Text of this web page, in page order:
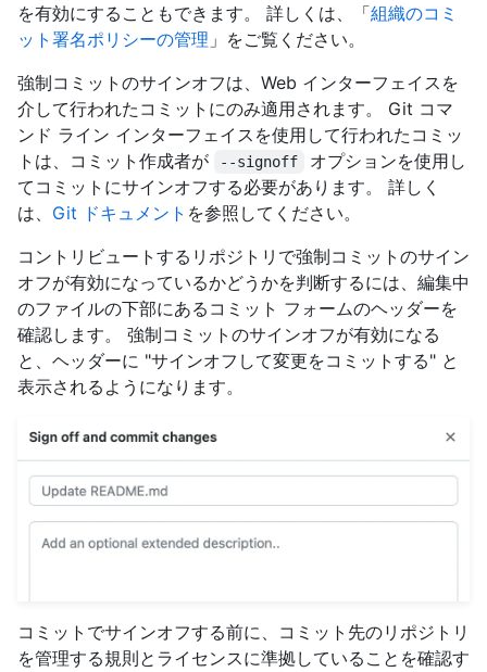
を有効にすることもできます。 詳しくは、「組織のコミ
ット署名ポリシーの管理 」をご覧ください。
強制コミットのサインオフは、Web インターフェイスを
介して行われたコミットにのみ適用されます。 Git コマ
ンド ライン インターフェイスを使用して行われたコミッ
トは、コミット作成者が
--signoff
オプションを使用し
てコミットにサインオフする必要があります。 詳しく
は、 Git ドキュメント を参照してください。
コントリビュートするリポジトリで強制コミットのサイン
オフが有効になっているかどうかを判断するには、編集中
のファイルの下部にあるコミット フォームのヘッダーを
確認します。 強制コミットのサインオフが有効になる
と、ヘッダーに "サインオフして変更をコミットする" と
表示されるようになります。
コミットでサインオフする前に、コミット先のリポジトリ
を管理する規則とライセンスに準拠していることを確認す